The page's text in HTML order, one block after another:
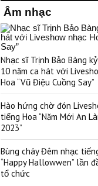
Âm nhạc
Nhạc sĩ Trịnh Bảo Bàng
10 năm ca hát với
Hoa “Vũ Điệu Cuồng Say”
Hào hứng chờ đón
tiếng Hoa “Năm Mới An
2023”
Bùng cháy Đêm nhạc
“Happy Hallowwen” lần
tổ chức